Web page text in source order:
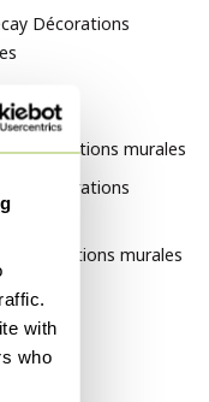
with
who
Décorations
Décorations murales
Décorations
Décorations murales